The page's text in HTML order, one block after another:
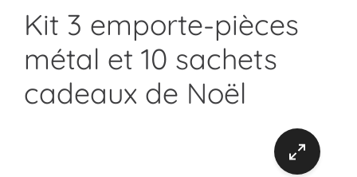
Kit 3 emporte-pièces
métal et 10 sachets
cadeaux de Noël